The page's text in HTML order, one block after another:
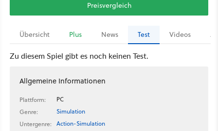
Preisvergleich
Übersicht Plus News Test Videos
Zu diesem Spiel gibt es noch keinen Test.
Allgemeine Informationen
Plattform:
PC
Genre:
Simulation
Untergenre:
Action-Simulation